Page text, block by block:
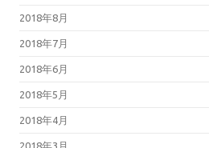
2018年8月
2018年7月
2018年6月
2018年5月
2018年4月